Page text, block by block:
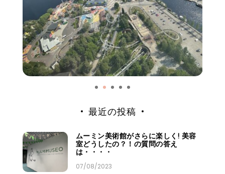
最近の投稿
ムーミン美術館がさらに楽しく! 美容
室どうしたの？！の質問の答え
は・・・・
07/08/2023